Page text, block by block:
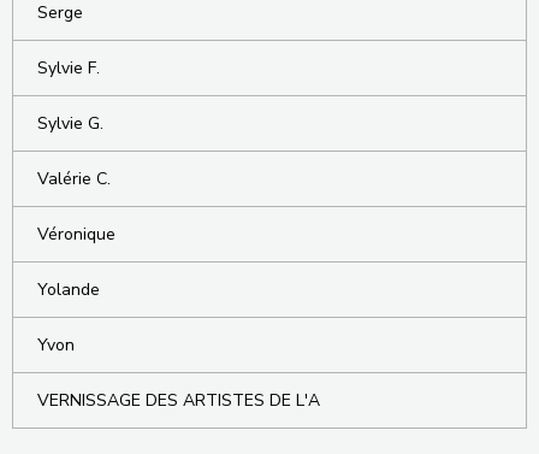
Serge
Sylvie F.
Sylvie G.
Valérie C.
Véronique
Yolande
Yvon
VERNISSAGE DES ARTISTES DE L'A